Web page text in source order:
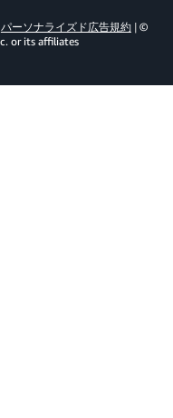
パーソナライズド広告規約
©
or its affiliates